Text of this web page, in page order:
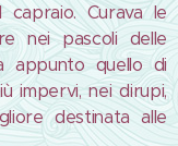
Curava le
nei pascoli delle
appunto quello di
impervi, nei dirupi,
destinata alle